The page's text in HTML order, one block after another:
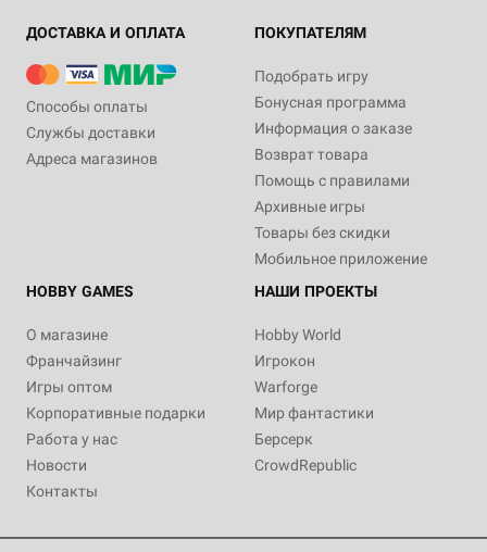
ДОСТАВКА И ОПЛАТА
Способы оплаты
Службы доставки
Адреса магазинов
ПОКУПАТЕЛЯМ
Подобрать игру
Бонусная программа
Информация о заказе
Возврат товара
Помощь с правилами
Архивные игры
Товары без скидки
Мобильное приложение
HOBBY GAMES
О магазине
Франчайзинг
Игры оптом
Корпоративные подарки
Работа у нас
Новости
Контакты
НАШИ ПРОЕКТЫ
Hobby World
Игрокон
Warforge
Мир фантастики
Берсерк
CrowdRepublic